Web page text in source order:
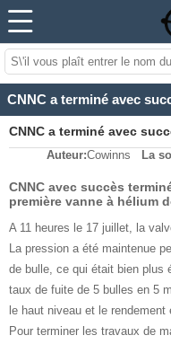
CNNC a terminé avec
la première vanne à
Auteur:Cowinns La
CNNC avec succès
première vanne à hélium
A 11 heures le 17 juillet, la
La pression a été maintenue
de bulle, ce qui était bien plus
taux de fuite de 5 bulles en 5
le haut niveau et le
Pour terminer les travaux de